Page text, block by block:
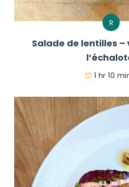
R
Salade de lentilles
1 hr 10